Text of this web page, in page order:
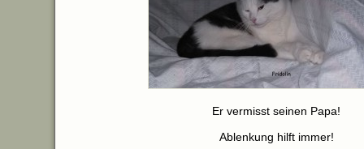
Er vermisst seinen Papa!
Ablenkung hilft immer!